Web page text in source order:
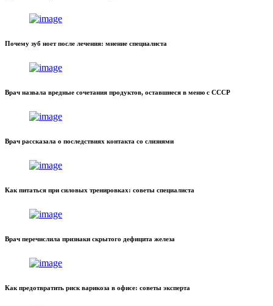
Почему зуб ноет после лечения: мнение специалиста
Врач назвала вредные сочетания продуктов, оставшиеся в меню с СССР
Врач рассказала о последствиях контакта со слизнями
Как питаться при силовых тренировках: советы специалиста
Врач перечислила признаки скрытого дефицита железа
Как предотвратить риск варикоза в офисе: советы эксперта